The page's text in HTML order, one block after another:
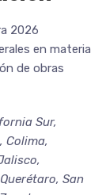
2026
en materia
de obras
Sur,
Colima,
San